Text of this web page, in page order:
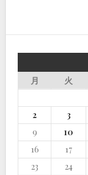
月
火
2
3
9
10
16
17
23
24